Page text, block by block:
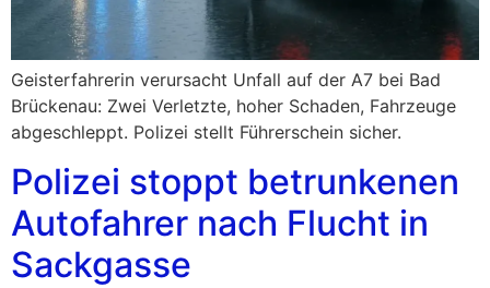
Geisterfahrerin verursacht Unfall auf der A7 bei Bad
Brückenau: Zwei Verletzte, hoher Schaden, Fahrzeuge
abgeschleppt. Polizei stellt Führerschein sicher.
Polizei stoppt betrunkenen
Autofahrer nach Flucht in
Sackgasse